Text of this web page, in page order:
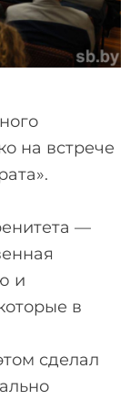
на встрече
—
и
в
сделал